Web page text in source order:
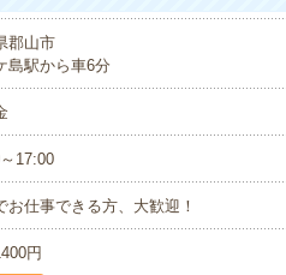
郡山市
島駅から車6分
17:00
お仕事できる方、大歓迎！
円